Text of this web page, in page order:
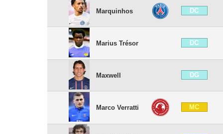
Marquinhos DC
Marius Trésor DC
Maxwell DG
Marco Verratti MC